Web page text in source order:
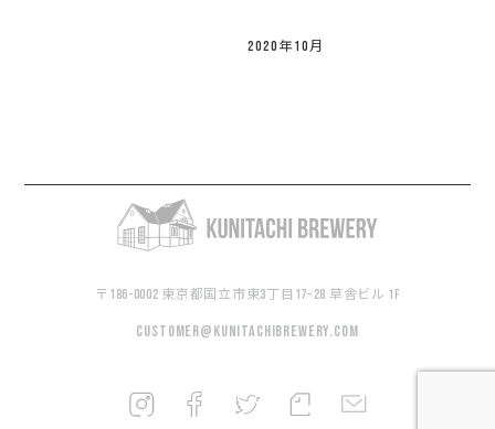
2020年10月
〒186-0002 東京都国立市東3丁目17−28 草舎ビル 1F
customer@kunitachibrewery.com